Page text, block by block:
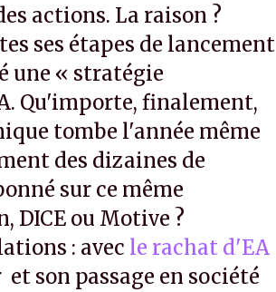
actions. La raison ?
ses étapes de lancement
une « stratégie
Qu'importe, finalement,
tombe l'année même
des dizaines de
sur ce même
DICE ou Motive ?
: avec le rachat d'EA
son passage en société